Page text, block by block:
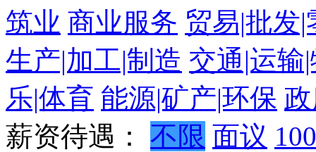
筑业 商业服务 贸易|批发
生产|加工|制造 交通|运输
乐|体育 能源|矿产|环保
薪资待遇：
不限 面议